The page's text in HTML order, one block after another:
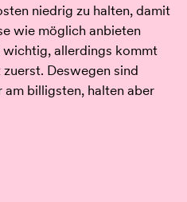
niedrig zu halten, damit
wie möglich anbieten
wichtig, allerdings kommt
Deswegen sind
billigsten, halten aber